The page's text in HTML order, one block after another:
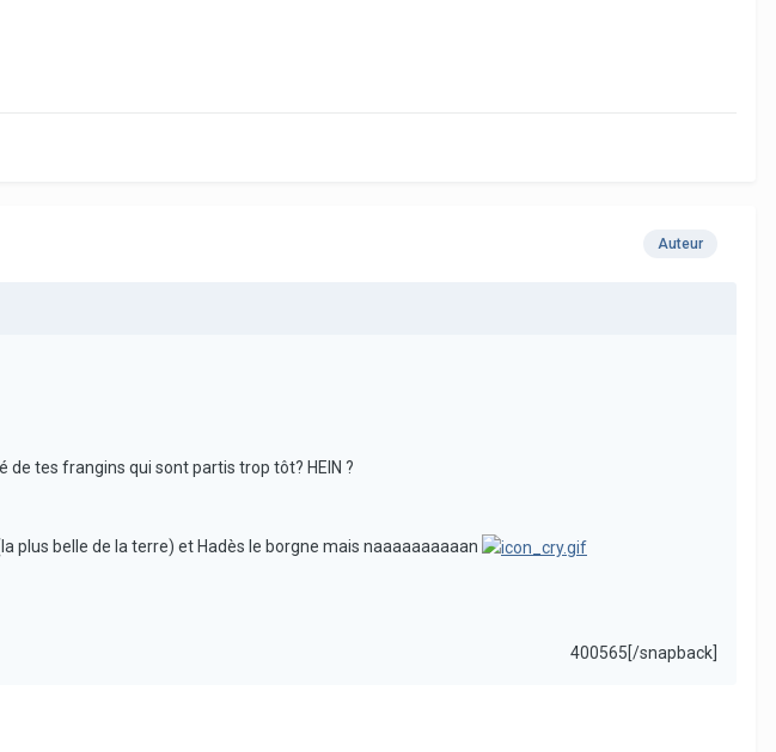
Auteur
tes frangins qui sont partis trop tôt? HEIN ?
plus belle de la terre) et Hadès le borgne mais naaaaaaaaaan
400565[/snapback]